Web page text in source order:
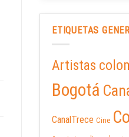
ETIQUETAS
Artistas
Bogotá
CanalTrece Cine